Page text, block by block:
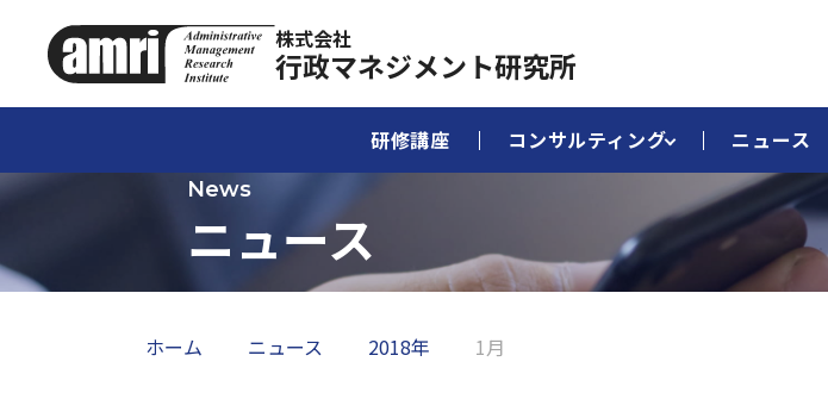
株式会社
行政マネジメント研究所
研修講座 コンサルティング ニュース
ニュース
ホーム ニュース 2018年 1月